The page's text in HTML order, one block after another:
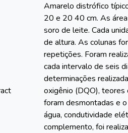
Amarelo distrófico
20 e 20 40 cm. As
soro de leite. Cada
de altura. As colunas
repetições. Foram
cada intervalo de seis
determinações
oxigênio (DQO),
foram desmontadas e
água, condutividade
complemento, foi